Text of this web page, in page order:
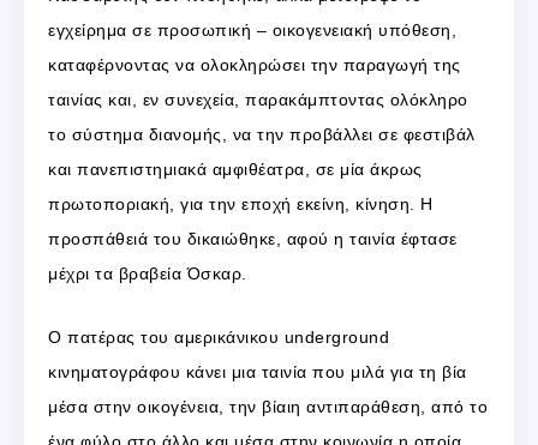
εγχείρημα σε προσωπική – οικογενειακή υπόθεση,
καταφέρνοντας να ολοκληρώσει την παραγωγή της
ταινίας και, εν συνεχεία, παρακάμπτοντας ολόκληρο
το σύστημα διανομής, να την προβάλλει σε φεστιβάλ
και πανεπιστημιακά αμφιθέατρα, σε μία άκρως
πρωτοποριακή, για την εποχή εκείνη, κίνηση. Η
προσπάθειά του δικαιώθηκε, αφού η ταινία έφτασε
μέχρι τα βραβεία Όσκαρ.
Ο πατέρας του αμερικάνικου underground
κινηματογράφου κάνει μια ταινία που μιλά για τη βία
μέσα στην οικογένεια, την βίαιη αντιπαράθεση, από το
ένα φύλο στο άλλο και μέσα στην κοινωνία η οποία